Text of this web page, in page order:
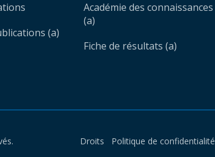
(a)
Académie des connaissances
(a)
Fiche de résultats (a)
Droits Politique de confidentialité